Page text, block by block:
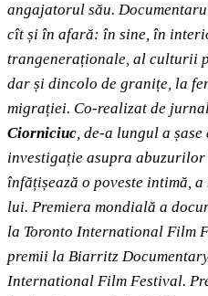
angajatorul său.
cît și în afară: în sine, în
trangeneraționale, al culturii
dar și dincolo de granițe, la
migrației. Co-realizat de
Ciorniciuc, de-a lungul a
investigație asupra
înfățișează o poveste intimă,
lui. Premiera mondială a
la Toronto International Film
premii la Biarritz
International Film Festival.